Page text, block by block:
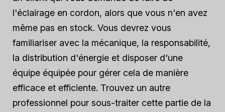
l'éclairage en cordon, alors que vous n'en avez
même pas en stock. Vous devrez vous
familiariser avec la mécanique, la responsabilité,
la distribution d'énergie et disposer d'une
équipe équipée pour gérer cela de manière
efficace et efficiente. Trouvez un autre
professionnel pour sous-traiter cette partie de la